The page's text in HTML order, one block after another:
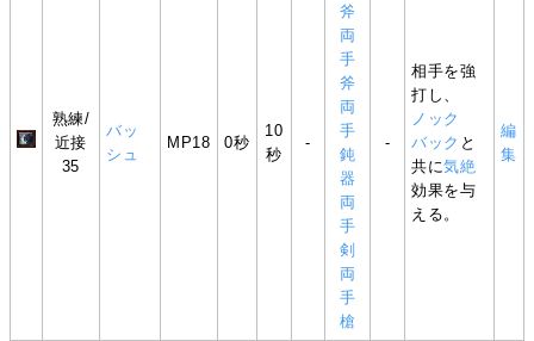
熟練/
近接
35
バッ
シュ
MP18 0秒
10
秒
-
斧
両
手
斧
両
手
鈍
器
両
手
剣
両
手
槍
-
相手を強
打し、
ノック
バック と
共に気絶
効果を与
える。
編
集